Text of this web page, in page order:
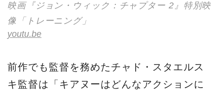
映画『ジョン・ウィック：チャプター 2』特別映
像「トレーニング」
youtu.be
前作でも監督を務めたチャド・スタエルス
キ監督は「キアヌーはどんなアクションに